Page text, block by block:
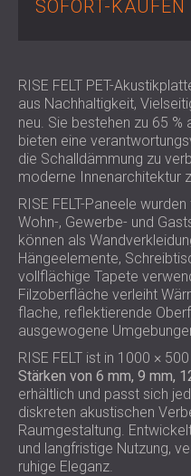
SCHALLSCHUTZ
SCHALLSCHUTZ
SCHALLSCHUTZ
SCHALLSCHUTZ
RECHENZENTREN
POLAND (PL)
USA (US)
SOUTH
SOFORT-KAUFEN
RISE FELT PET-
aus Nachhaltigkeit,
neu. Sie bestehen zu 65
bieten eine
die Schalldämmung zu
moderne Innenarchitektur
RISE FELT-Paneele
Wohn-, Gewerbe- und
können als
Hängeelemente,
vollflächige Tapete
Filzoberfläche verleiht
flache, reflektierende
ausgewogene
RISE FELT ist in 1000 ×
Stärken von 6 mm, 9 mm,
erhältlich und passt sich
diskreten akustischen
Raumgestaltung.
und langfristige Nutzung,
ruhige Eleganz.